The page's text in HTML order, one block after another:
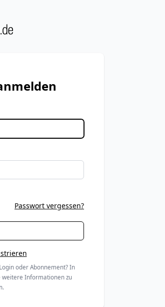
Passwort vergessen?
oder Abonnement? In
weitere Informationen zu